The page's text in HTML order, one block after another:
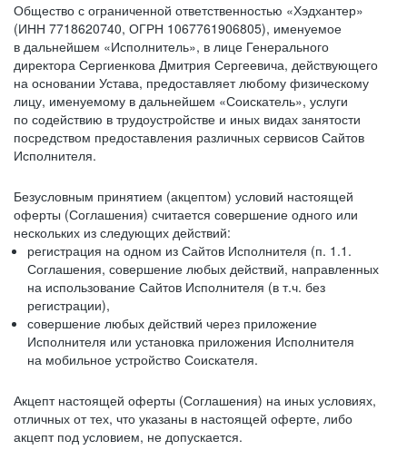
Общество с ограниченной ответственностью «Хэдхантер»
(ИНН 7718620740, ОГРН 1067761906805), именуемое
в дальнейшем «Исполнитель», в лице Генерального
директора Сергиенкова Дмитрия Сергеевича, действующего
на основании Устава, предоставляет любому физическому
лицу, именуемому в дальнейшем «Соискатель», услуги
по содействию в трудоустройстве и иных видах занятости
посредством предоставления различных сервисов Сайтов
Исполнителя.
Безусловным принятием (акцептом) условий настоящей
оферты (Соглашения) считается совершение одного или
нескольких из следующих действий:
регистрация на одном из Сайтов Исполнителя (п. 1.1.
Соглашения, совершение любых действий, направленных
на использование Сайтов Исполнителя (в т.ч. без
регистрации),
совершение любых действий через приложение
Исполнителя или установка приложения Исполнителя
на мобильное устройство Соискателя.
Акцепт настоящей оферты (Соглашения) на иных условиях,
отличных от тех, что указаны в настоящей оферте, либо
акцепт под условием, не допускается.